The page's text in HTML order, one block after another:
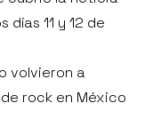
días 11 y 12 de
volvieron a
rock en México